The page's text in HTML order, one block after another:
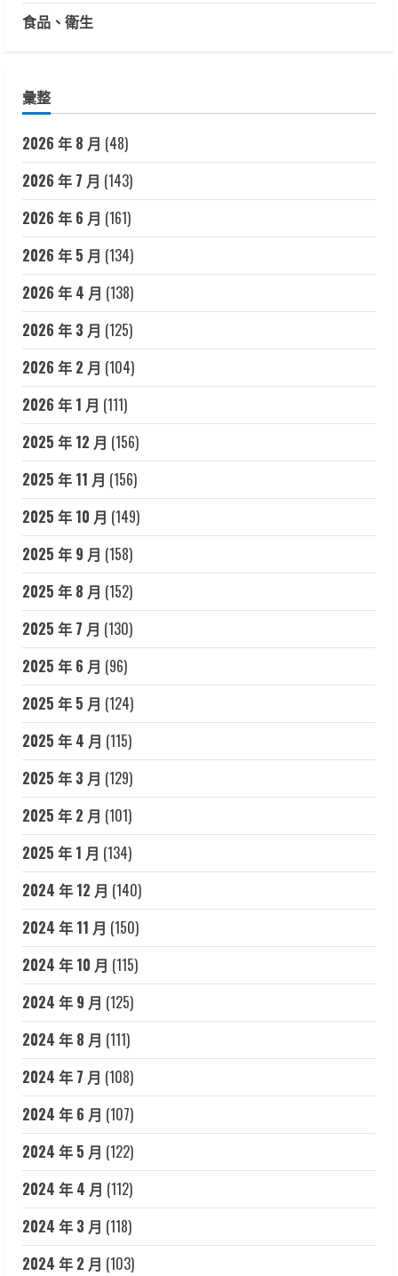
食品、衛生
彙整
2026 年 8 月 (48)
2026 年 7 月 (143)
2026 年 6 月 (161)
2026 年 5 月 (134)
2026 年 4 月 (138)
2026 年 3 月 (125)
2026 年 2 月 (104)
2026 年 1 月 (111)
2025 年 12 月 (156)
2025 年 11 月 (156)
2025 年 10 月 (149)
2025 年 9 月 (158)
2025 年 8 月 (152)
2025 年 7 月 (130)
2025 年 6 月 (96)
2025 年 5 月 (124)
2025 年 4 月 (115)
2025 年 3 月 (129)
2025 年 2 月 (101)
2025 年 1 月 (134)
2024 年 12 月 (140)
2024 年 11 月 (150)
2024 年 10 月 (115)
2024 年 9 月 (125)
2024 年 8 月 (111)
2024 年 7 月 (108)
2024 年 6 月 (107)
2024 年 5 月 (122)
2024 年 4 月 (112)
2024 年 3 月 (118)
2024 年 2 月 (103)